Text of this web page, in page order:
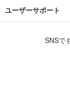
ユーザーサポート
SNSで